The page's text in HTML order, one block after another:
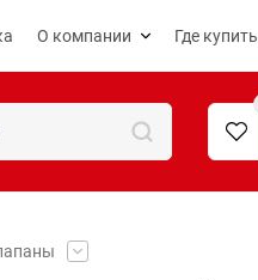
О компании Где купить